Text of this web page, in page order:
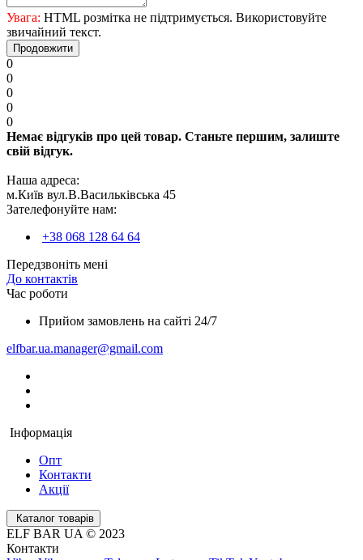
Увага: HTML розмітка не підтримується. Використовуйте
звичайний текст.
Продовжити
0
0
0
0
0
Немає відгуків про цей товар. Станьте першим, залиште
свій відгук.
Наша адреса:
м.Київ вул.В.Васильківська 45
Зателефонуйте нам:
+38 068 128 64 64
Передзвоніть мені
До контактів
Час роботи
Прийом замовлень на сайті 24/7
elfbar.ua.manager@gmail.com
Інформація
Опт
Контакти
Акції
Каталог товарів
ELF BAR UA © 2023
Контакти